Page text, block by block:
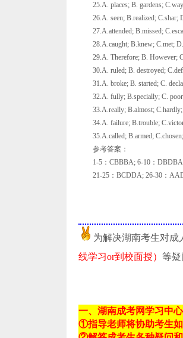
25.A. places; B. gardens;
26.A. seen; B.realized; C.shar;
27.A.attended; B.missed;
28.A.caught; B.knew; C.met;
29.A. Therefore; B. However;
30.A. ruled; B. destroyed;
31.A. broke; B. started; C.
32.A. fully; B.specially; C.
33.A.really; B.almost;
34.A. failure; B.trouble;
35.A.called; B.armed; C.chosen;
参考答案：
1-5：CBBBA; 6-10：DBDBA;
21-25：BCDDA; 26-30：
为解决湖南考生对成
线学习or到校面授） 等
一、湖南成考网学习中
①指导老师将协助考生如